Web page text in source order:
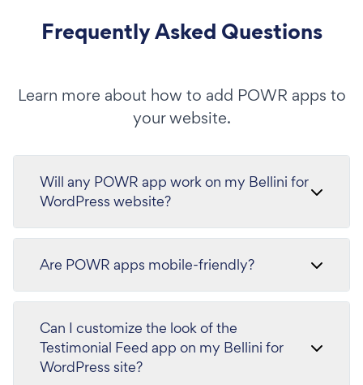
Frequently Asked Questions
Learn more about how to add POWR apps to
your website.
Will any POWR app work on my Bellini for
WordPress website?
Are POWR apps mobile-friendly?
Can I customize the look of the
Testimonial Feed app on my Bellini for
WordPress site?